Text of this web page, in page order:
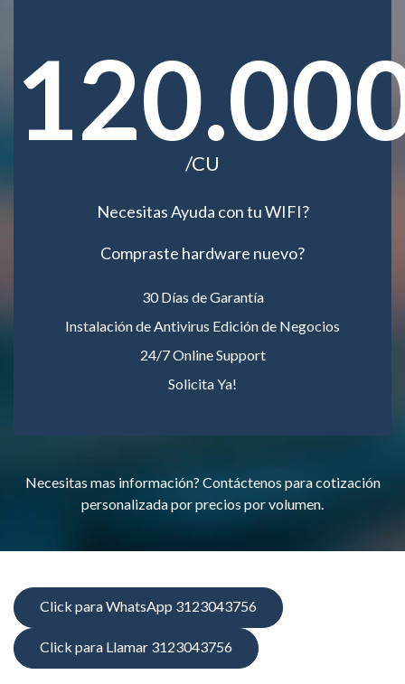
/CU
Necesitas Ayuda con tu WIFI?
Compraste hardware nuevo?
30 Días de Garantía
Instalación de Antivirus Edición de Negocios
24/7 Online Support
Solicita Ya!
Necesitas mas información? Contáctenos para cotización
personalizada por precios por volumen.
Click para WhatsApp 3123043756
Click para Llamar 3123043756